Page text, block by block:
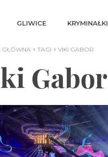
GLIWICE KRYMINAŁKI
GŁÓWNA TAGI VIKI GABOR
Gabor